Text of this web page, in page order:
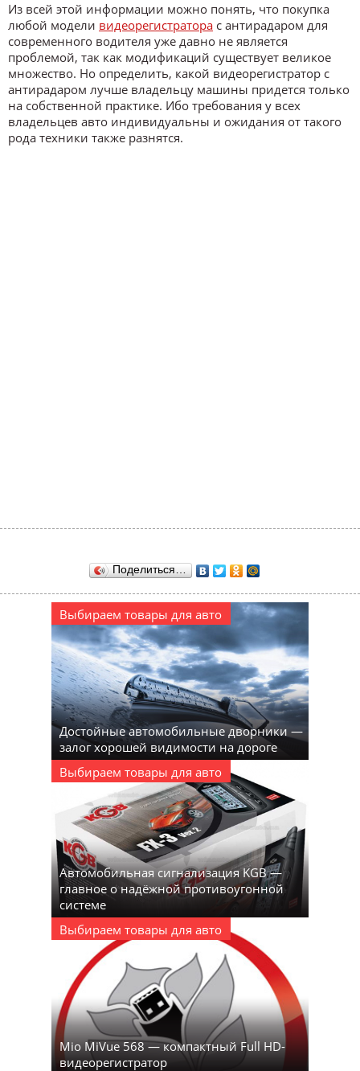
Из всей этой информации можно понять, что покупка
любой модели видеорегистратора с антирадаром для
современного водителя уже давно не является
проблемой, так как модификаций существует великое
множество. Но определить, какой видеорегистратор с
антирадаром лучше владельцу машины придется только
на собственной практике. Ибо требования у всех
владельцев авто индивидуальны и ожидания от такого
рода техники также разнятся.
Поделиться…
Выбираем товары для авто
Достойные автомобильные дворники —
залог хорошей видимости на дороге
Выбираем товары для авто
Автомобильная сигнализация KGB —
главное о надёжной противоугонной
системе
Выбираем товары для авто
Mio MiVue 568 — компактный Full HD-
видеорегистратор